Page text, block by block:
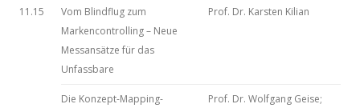
11.15
Vom Blindflug zum
Markencontrolling – Neue
Messansätze für das
Unfassbare
Prof. Dr. Karsten Kilian
Die Konzept-Mapping-
Prof. Dr. Wolfgang Geise;